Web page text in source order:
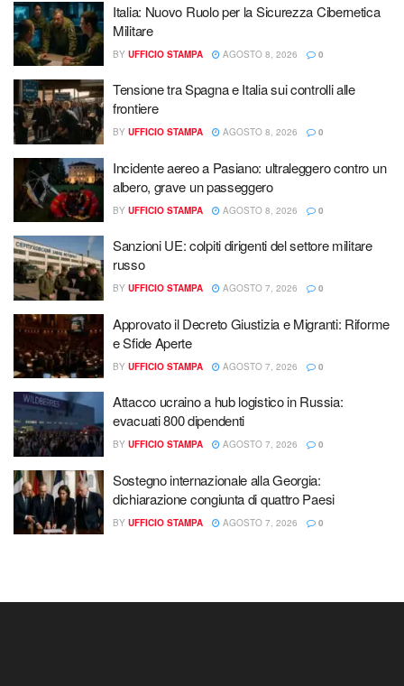
Italia: Nuovo Ruolo per la Sicurezza Cibernetica
Militare
BY UFFICIO STAMPA AGOSTO 8, 2026 0
Tensione tra Spagna e Italia sui controlli alle
frontiere
BY UFFICIO STAMPA AGOSTO 8, 2026 0
Incidente aereo a Pasiano: ultraleggero contro un
albero, grave un passeggero
BY UFFICIO STAMPA AGOSTO 8, 2026 0
Sanzioni UE: colpiti dirigenti del settore militare
russo
BY UFFICIO STAMPA AGOSTO 7, 2026 0
Approvato il Decreto Giustizia e Migranti: Riforme
e Sfide Aperte
BY UFFICIO STAMPA AGOSTO 7, 2026 0
Attacco ucraino a hub logistico in Russia:
evacuati 800 dipendenti
BY UFFICIO STAMPA AGOSTO 7, 2026 0
Sostegno internazionale alla Georgia:
dichiarazione congiunta di quattro Paesi
BY UFFICIO STAMPA AGOSTO 7, 2026 0